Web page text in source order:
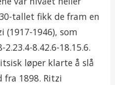
tallet fikk de fram en
1946), som
8.42.6-18.15.6.
løper klarte å slå
fra 1898. Ritzi